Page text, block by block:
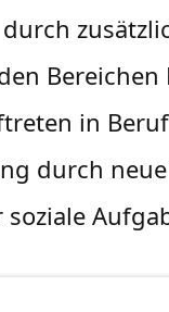
in
durch